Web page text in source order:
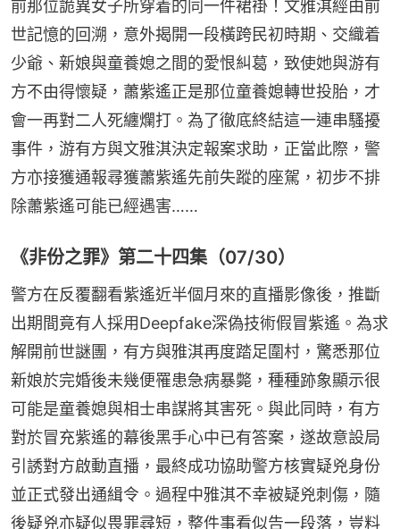
前那位詭異女子所穿着的同一件裙褂！文雅淇經由前
世記憶的回溯，意外揭開一段橫跨民初時期、交織着
少爺、新娘與童養媳之間的愛恨糾葛，致使她與游有
方不由得懷疑，蕭紫遙正是那位童養媳轉世投胎，才
會一再對二人死纏爛打。為了徹底終結這一連串騷擾
事件，游有方與文雅淇決定報案求助，正當此際，警
方亦接獲通報尋獲蕭紫遙先前失蹤的座駕，初步不排
除蕭紫遙可能已經遇害……
《非份之罪》第二十四集（07/30）
警方在反覆翻看紫遙近半個月來的直播影像後，推斷
出期間竟有人採用Deepfake深偽技術假冒紫遙。為求
解開前世謎團，有方與雅淇再度踏足圍村，驚悉那位
新娘於完婚後未幾便罹患急病暴斃，種種跡象顯示很
可能是童養媳與相士串謀將其害死。與此同時，有方
對於冒充紫遙的幕後黑手心中已有答案，遂故意設局
引誘對方啟動直播，最終成功協助警方核實疑兇身份
並正式發出通緝令。過程中雅淇不幸被疑兇刺傷，隨
後疑兇亦疑似畏罪尋短，整件事看似告一段落，豈料